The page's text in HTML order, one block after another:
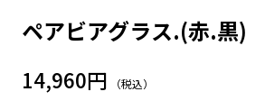
ペアビアグラス.(赤.黒)
14,960円 （税込）